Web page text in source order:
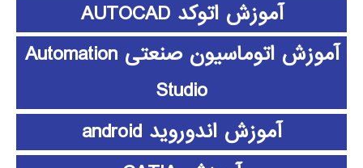
آموزش اتوکد AUTOCAD
آموزش اتوماسیون صنعتی Automation
Studio
آموزش اندوروید android